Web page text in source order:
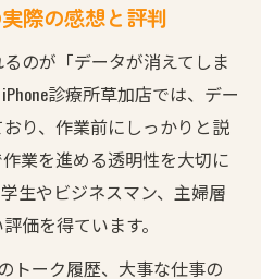
際の感想と評判
のが「データが消えてしま
診療所草加店では、デー
り、作業前にしっかりと説
業を進める透明性を大切に
生やビジネスマン、主婦層
価を得ています。
トーク履歴、大事な仕事の